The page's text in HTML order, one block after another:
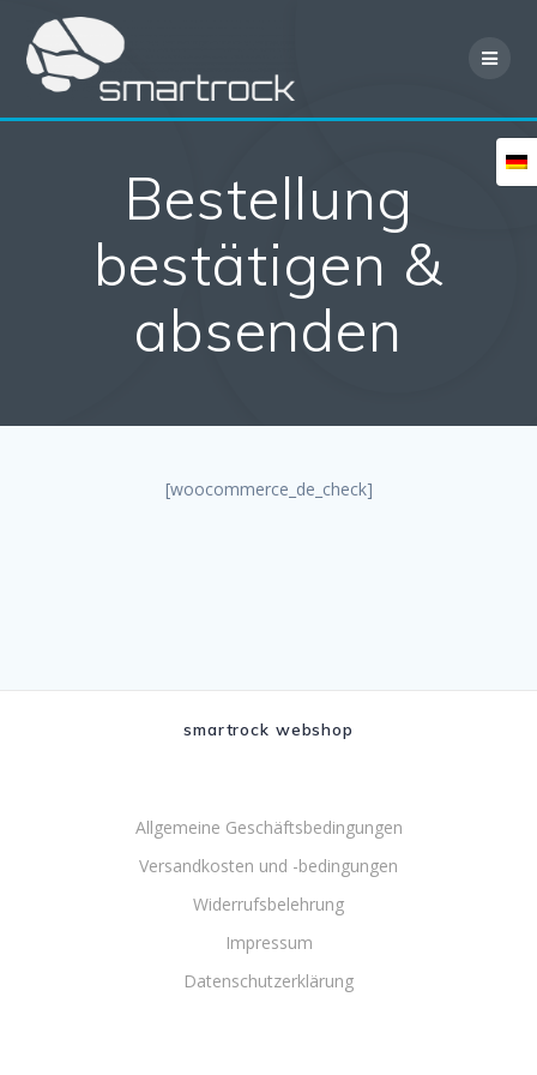
Bestellung
bestätigen &
absenden
[woocommerce_de_check]
smartrock webshop
Allgemeine Geschäftsbedingungen
Versandkosten und -bedingungen
Widerrufsbelehrung
Impressum
Datenschutzerklärung